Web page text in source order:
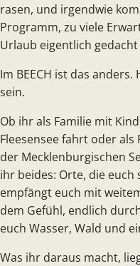
rasen, und irgendwie
Programm, zu viele
Urlaub eigentlich gedacht
Im BEECH ist das
sein.
Ob ihr als Familie mit
Fleesensee fahrt oder als
der Mecklenburgischen
ihr beides: Orte, die
empfängt euch mit
dem Gefühl, endlich
euch Wasser, Wald und
Was ihr daraus macht,